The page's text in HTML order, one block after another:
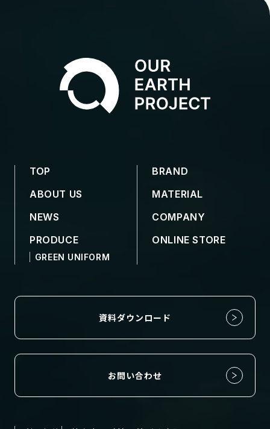
TOP
ABOUT US
NEWS
PRODUCE
GREEN UNIFORM
BRAND
MATERIAL
COMPANY
ONLINE STORE
資料ダウンロード
お問い合わせ